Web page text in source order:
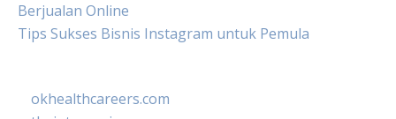
Berjualan Online
Tips Sukses Bisnis Instagram untuk Pemula
okhealthcareers.com